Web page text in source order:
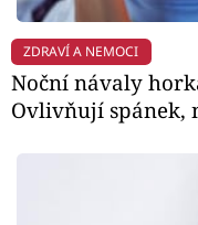
ZDRAVÍ A NEMOCI
Noční návaly
Ovlivňují spánek,